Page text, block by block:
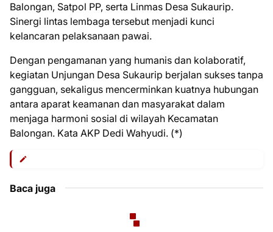
Balongan, Satpol PP, serta Linmas Desa Sukaurip.
Sinergi lintas lembaga tersebut menjadi kunci
kelancaran pelaksanaan pawai.
Dengan pengamanan yang humanis dan kolaboratif,
kegiatan Unjungan Desa Sukaurip berjalan sukses tanpa
gangguan, sekaligus mencerminkan kuatnya hubungan
antara aparat keamanan dan masyarakat dalam
menjaga harmoni sosial di wilayah Kecamatan
Balongan. Kata AKP Dedi Wahyudi. ‎(*)
Baca juga